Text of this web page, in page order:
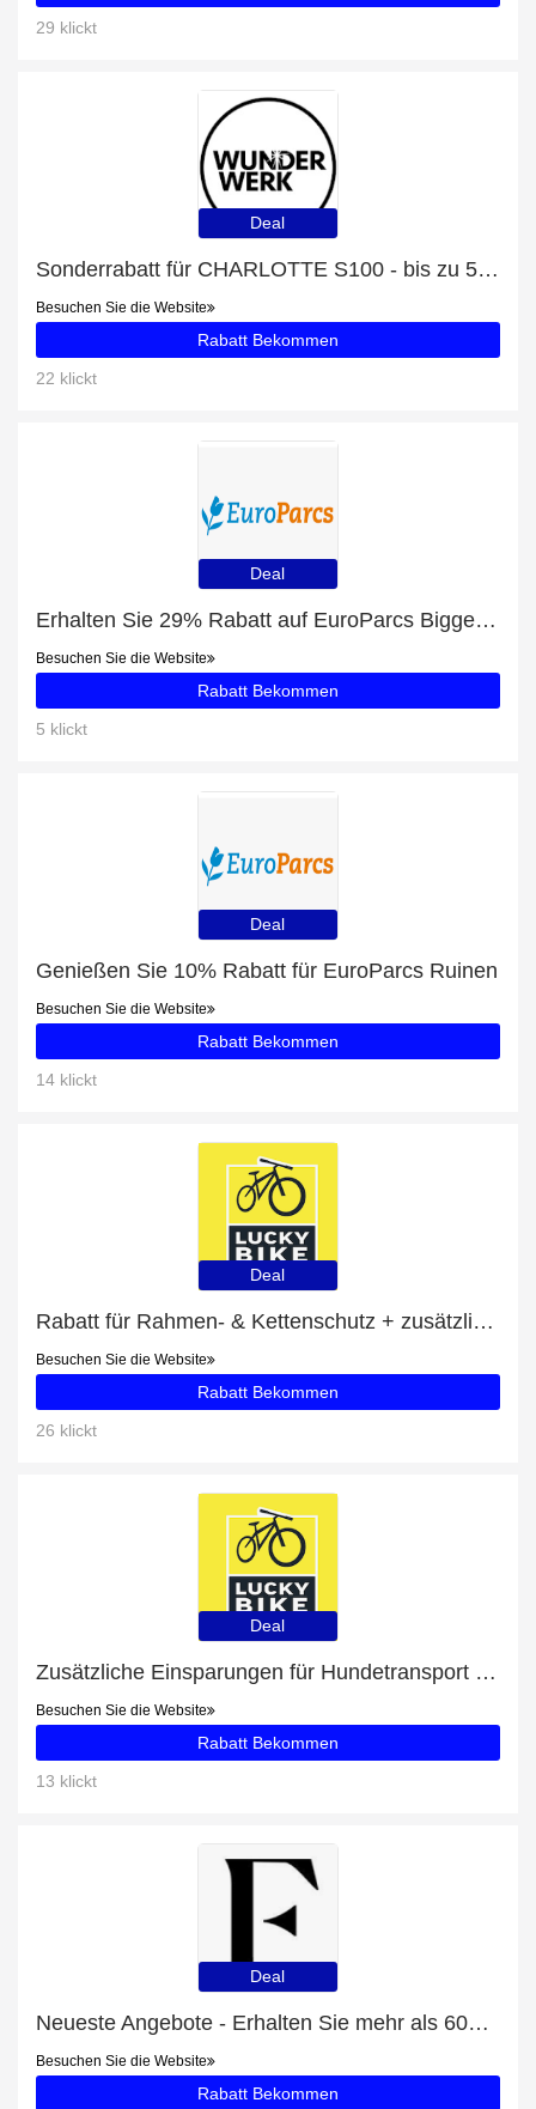
29 klickt
Deal
Sonderrabatt für CHARLOTTE S100 - bis zu 50% Rabatt
Besuchen Sie die Website
Rabatt Bekommen
22 klickt
Deal
Erhalten Sie 29% Rabatt auf EuroParcs Biggesee
Besuchen Sie die Website
Rabatt Bekommen
5 klickt
Deal
Genießen Sie 10% Rabatt für EuroParcs Ruinen
Besuchen Sie die Website
Rabatt Bekommen
14 klickt
Deal
Rabatt für Rahmen- & Kettenschutz + zusätzlicher 6%-Rabattgutschein
Besuchen Sie die Website
Rabatt Bekommen
26 klickt
Deal
Zusätzliche Einsparungen für Hundetransport plus zusätzliche 88-Angebote
Besuchen Sie die Website
Rabatt Bekommen
13 klickt
Deal
Neueste Angebote - Erhalten Sie mehr als 60% Rabatt auf Rachel Leather
Besuchen Sie die Website
Rabatt Bekommen